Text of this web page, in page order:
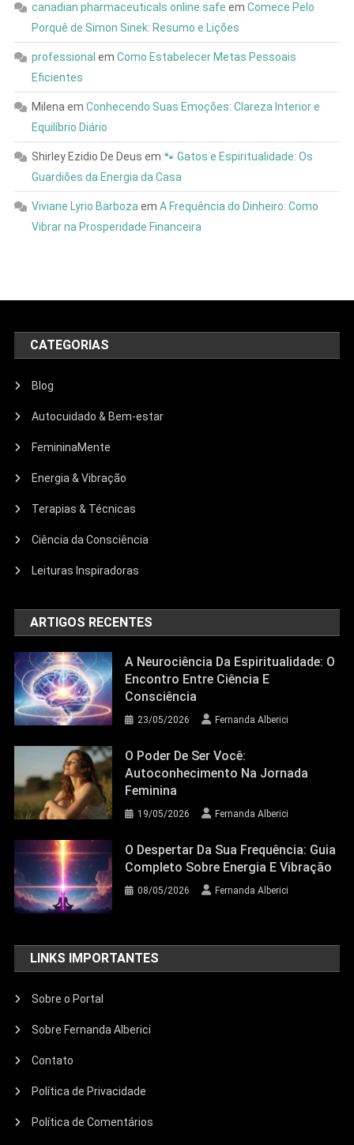
canadian pharmaceuticals online safe em Comece Pelo
Porquê de Simon Sinek: Resumo e Lições
professional em Como Estabelecer Metas Pessoais
Eficientes
Milenaem Conhecendo Suas Emoções: Clareza Interior e
Equilíbrio Diário
Shirley Ezidio De Deus em 🐾 Gatos e Espiritualidade: Os
Guardiões da Energia da Casa
Viviane Lyrio Barbozaem A Frequência do Dinheiro: Como
Vibrar na Prosperidade Financeira
CATEGORIAS
Blog
Autocuidado & Bem-estar
FemininaMente
Energia & Vibração
Terapias & Técnicas
Ciência da Consciência
Leituras Inspiradoras
ARTIGOS RECENTES
A Neurociência Da Espiritualidade: O
Encontro Entre Ciência E
Consciência
23/05/2026 Fernanda Alberici
O Poder De Ser Você:
Autoconhecimento Na Jornada
Feminina
19/05/2026 Fernanda Alberici
O Despertar Da Sua Frequência: Guia
Completo Sobre Energia E Vibração
08/05/2026 Fernanda Alberici
LINKS IMPORTANTES
Sobre o Portal
Sobre Fernanda Alberici
Contato
Política de Privacidade
Política de Comentários